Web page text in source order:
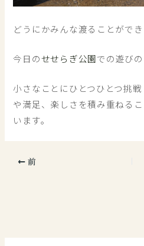
どうにかみんな渡ることができ
今日のせせらぎ公園での遊び
小さなことにひとつひとつ挑
や満足、楽しさを積み重ねる
います。
前